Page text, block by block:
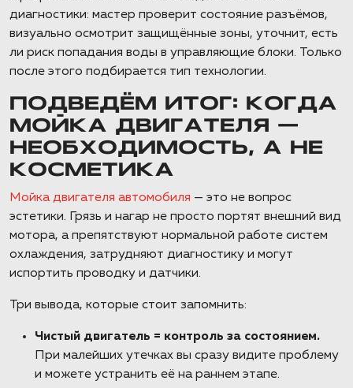
диагностики: мастер проверит состояние разъёмов,
визуально осмотрит защищённые зоны, уточнит, есть
ли риск попадания воды в управляющие блоки. Только
после этого подбирается тип технологии.
ПОДВЕДЁМ ИТОГ: КОГДА
МОЙКА ДВИГАТЕЛЯ —
НЕОБХОДИМОСТЬ, А НЕ
КОСМЕТИКА
Мойка двигателя автомобиля — это не вопрос
эстетики. Грязь и нагар не просто портят внешний вид
мотора, а препятствуют нормальной работе систем
охлаждения, затрудняют диагностику и могут
испортить проводку и датчики.
Три вывода, которые стоит запомнить:
Чистый двигатель = контроль за состоянием.
При малейших утечках вы сразу видите проблему
и можете устранить её на раннем этапе.